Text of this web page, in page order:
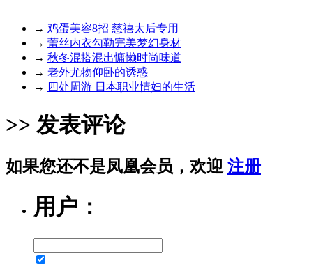
→ 鸡蛋美容8招 慈禧太后专用
→ 蕾丝内衣勾勒完美梦幻身材
→ 秋冬混搭混出慵懒时尚味道
→ 老外尤物仰卧的诱惑
→ 四处周游 日本职业情妇的生活
>> 发表评论
如果您还不是凤凰会员，欢迎 注册
用户：